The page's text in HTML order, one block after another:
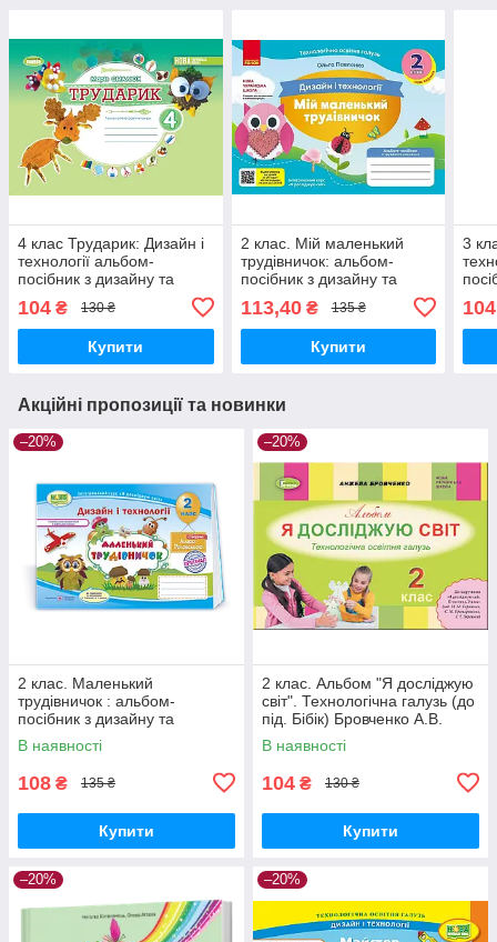
4 клас Трударик: Дизайн і
технології альбом-
посібник з дизайну та
Генеза
104 ₴ 130 ₴
Купити
2 клас. Мій маленький
трудівничок: альбом-
посібник з дизайну та
технологій., Павленко О.
Ранок
113,40₴ 135 ₴
Купити
3
104
Акційні пропозиції та новинки
–20%
2 клас. Маленький
трудівничок : альбом-
посібник з дизайну та
технологій., Роговська Л. ПІП
В наявності
108 ₴ 135 ₴
Купити
–20%
2 клас. Альбом "Я досліджую
світ". Технологічна галузь (до
під. Бібік) Бровченко А.В.
Генеза
В наявності
104 ₴ 130 ₴
Купити
–20% –20%